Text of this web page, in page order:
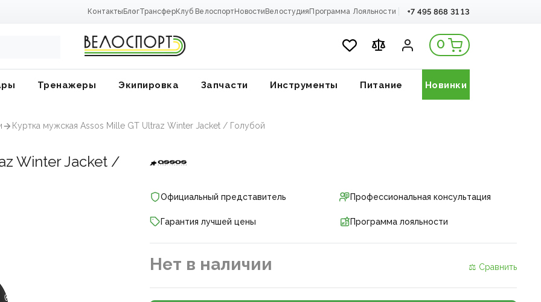
Контакты БлогТрансферКлуб Велоспорт Новости Велостудия Программа Лояльности +7 495 868 31 13
0
Тренажеры Экипировка Запчасти Инструменты Питание Новинки
Куртка мужская Assos Mille GT Ultraz Winter Jacket / Голубой
Winter Jacket /
Официальный представитель Профессиональная консультация
Гарантия лучшей цены Программа лояльности
Нет в наличии ⚖ Сравнить